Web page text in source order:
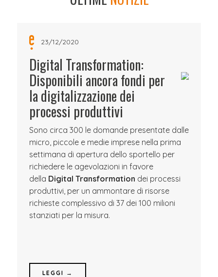
23/12/2020
Digital Transformation:
Disponibili ancora fondi per
la digitalizzazione dei
processi produttivi
Sono circa 300 le domande presentate dalle
micro, piccole e medie imprese nella prima
settimana di apertura dello sportello per
richiedere le agevolazioni in favore
della Digital Transformation dei processi
produttivi, per un ammontare di risorse
richieste complessivo di 37 dei 100 milioni
stanziati per la misura.
LEGGI →